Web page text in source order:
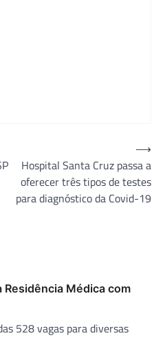
Hospital Santa Cruz passa a
oferecer três tipos de testes
para diagnóstico da Covid-19
⟶
Médica com
528 vagas para diversas